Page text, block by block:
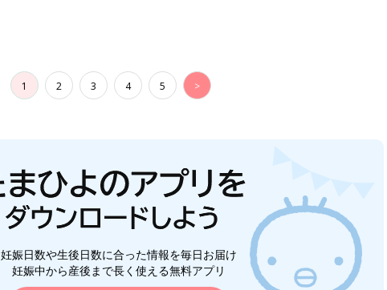
1 2 3 4 5 >
妊娠日数や生後日数に合った情報を毎日お届け
妊娠中から産後まで長く使える無料アプリ